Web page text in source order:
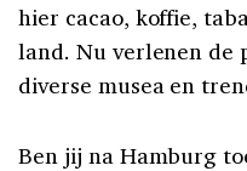
hier cacao, koffie,
land. Nu verlenen de
diverse musea en
Ben jij na Hamburg